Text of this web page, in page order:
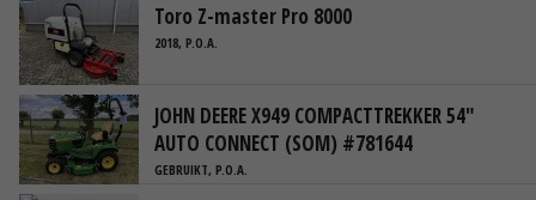
Toro Z-master Pro 8000
2018, P.O.A.
JOHN DEERE X949 COMPACTTREKKER 54"
AUTO CONNECT (SOM) #781644
GEBRUIKT, P.O.A.